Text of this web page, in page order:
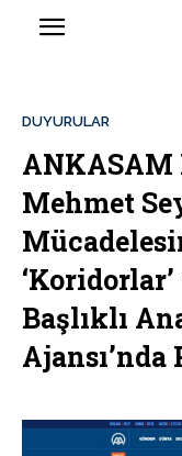
DUYURULAR
ANKASAM
Mehmet
Başlıklı
Ajansı’nda